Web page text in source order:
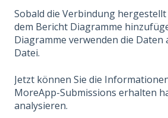
Sobald die Verbindung
dem Bericht Diagramme
Diagramme verwenden die Daten
Datei.
Jetzt können Sie die
MoreApp-Submissions erhalten
analysieren.